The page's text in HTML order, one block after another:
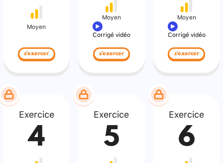
Moyen
s'exercer
Moyen
Corrigé vidéo
s'exercer
Moyen
Corrigé vidéo
s'exercer
Exercice
4
Exercice
5
Exercice
6